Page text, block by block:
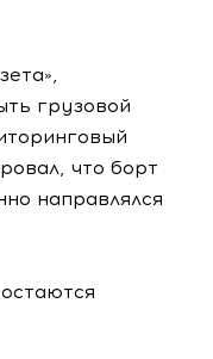
грузовой
что борт
направлялся